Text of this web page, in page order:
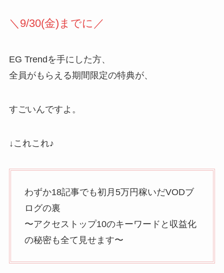
＼9/30(金)までに／
EG Trendを手にした方、
全員がもらえる期間限定の特典が、
すごいんですよ。
↓これこれ♪
わずか18記事でも初月5万円稼いだVODブ
ログの裏
〜アクセストップ10のキーワードと収益化
の秘密も全て見せます〜